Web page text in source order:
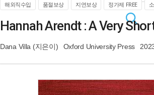
해외직수입 품절보상 지연보상 정가제 FREE
Hannah Arendt : A Very
Dana Villa (지은이) Oxford University Press